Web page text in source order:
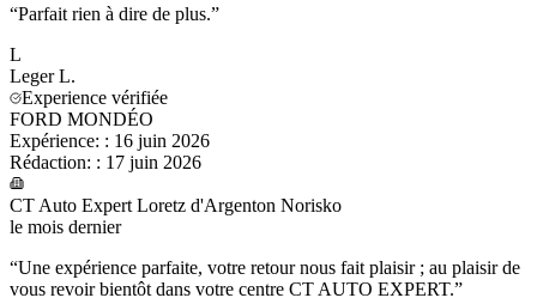
“Parfait rien à dire de plus.”
L
Leger L.
Experience vérifiée
FORD MONDÉO
Expérience: : 16 juin 2026
Rédaction: : 17 juin 2026
CT Auto Expert Loretz d'Argenton Norisko
le mois dernier
“Une expérience parfaite, votre retour nous fait plaisir ; au plaisir de
vous revoir bientôt dans votre centre CT AUTO EXPERT.”